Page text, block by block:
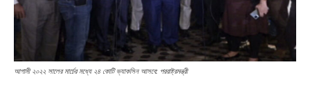
আগামী ২০২২ সালের মার্চের মধ্যে ২৪ কোটি ভ্যাকসিন আসবে: পররাষ্ট্রমন্ত্রী